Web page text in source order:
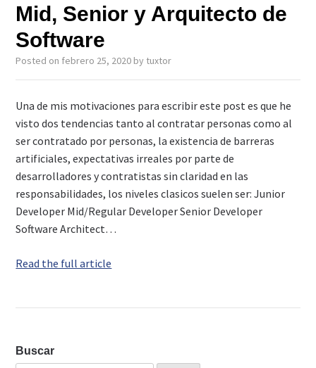
Mid, Senior y Arquitecto de
Software
Posted on febrero 25, 2020 by tuxtor
Una de mis motivaciones para escribir este post es que he
visto dos tendencias tanto al contratar personas como al
ser contratado por personas, la existencia de barreras
artificiales, expectativas irreales por parte de
desarrolladores y contratistas sin claridad en las
responsabilidades, los niveles clasicos suelen ser: Junior
Developer Mid/Regular Developer Senior Developer
Software Architect…
Read the full article
Buscar